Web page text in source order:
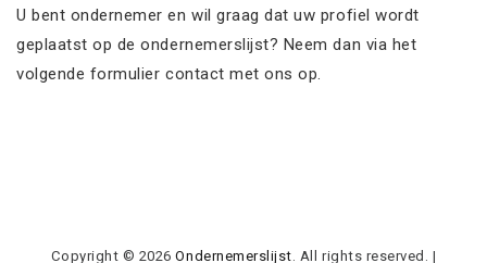
U bent ondernemer en wil graag dat uw profiel wordt
geplaatst op de ondernemerslijst? Neem dan via het
volgende formulier contact met ons op.
Copyright © 2026Ondernemerslijst. All rights reserved. |